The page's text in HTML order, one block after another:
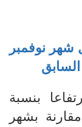
شهر نوفمبر
بنسبة
0,3% خلال شهر نوفمبر 2023 مقارنة بشهر